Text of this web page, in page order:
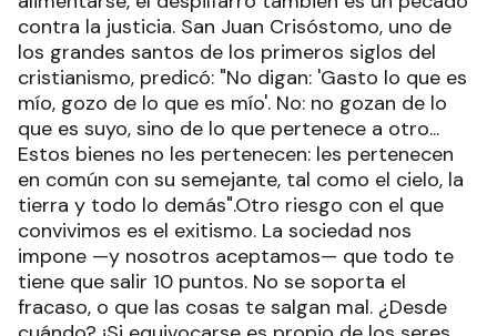
contra la justicia. San Juan Crisóstomo, uno de
los grandes santos de los primeros siglos del
cristianismo, predicó: "No digan: 'Gasto lo que es
mío, gozo de lo que es mío'. No: no gozan de lo
que es suyo, sino de lo que pertenece a otro...
Estos bienes no les pertenecen: les pertenecen
en común con su semejante, tal como el cielo, la
tierra y todo lo demás".Otro riesgo con el que
convivimos es el exitismo. La sociedad nos
impone —y nosotros aceptamos— que todo te
tiene que salir 10 puntos. No se soporta el
fracaso, o que las cosas te salgan mal. ¿Desde